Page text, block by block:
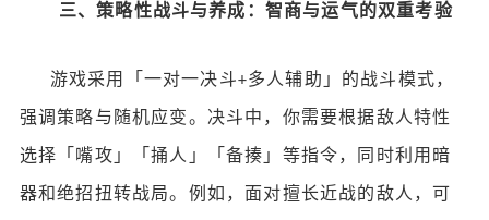
三、策略性战斗与养成：智商与运气的双重考验
游戏采用「一对一决斗+多人辅助」的战斗模式，
强调策略与随机应变。决斗中，你需要根据敌人特性
选择「嘴攻」「捅人」「备揍」等指令，同时利用暗
器和绝招扭转战局。例如，面对擅长近战的敌人，可